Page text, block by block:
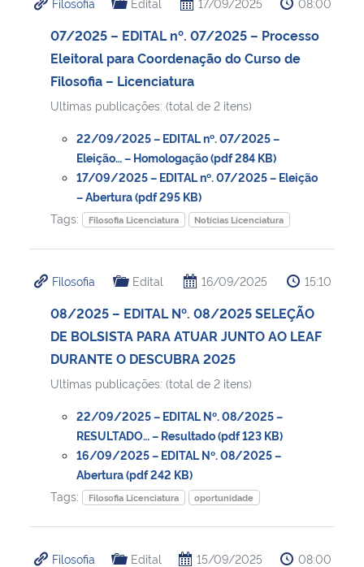
07/2025 – EDITAL nº. 07/2025 – Processo
Eleitoral para Coordenação do Curso de
Filosofia – Licenciatura
Ultimas publicações: (total de 2 itens)
22/09/2025 – EDITAL nº. 07/2025 –
Eleição… – Homologação (pdf 284 KB)
17/09/2025 – EDITAL nº. 07/2025 – Eleição
– Abertura (pdf 295 KB)
Tags:
Filosofia Licenciatura Notícias Licenciatura
Filosofia Edital 16/09/2025 15:10
08/2025 – EDITAL Nº. 08/2025 SELEÇÃO
DE BOLSISTA PARA ATUAR JUNTO AO LEAF
DURANTE O DESCUBRA 2025
Ultimas publicações: (total de 2 itens)
22/09/2025 – EDITAL Nº. 08/2025 –
RESULTADO… – Resultado (pdf 123 KB)
16/09/2025 – EDITAL Nº. 08/2025 –
Abertura (pdf 242 KB)
Tags:
Filosofia Licenciatura oportunidade
Filosofia Edital 15/09/2025 08:00